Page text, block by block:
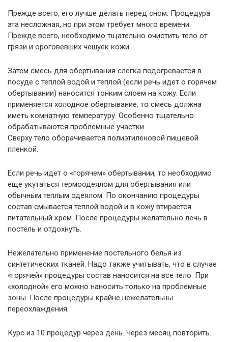
Прежде всего, его лучше делать перед сном. Процедура
эта несложная, но при этом требует много времени.
Прежде всего, необходимо тщательно очистить тело от
грязи и ороговевших чешуек кожи.
Затем смесь для обертывания слегка подогревается в
посуде с теплой водой и теплой (если речь идет о горячем
обертывании) наносится тонким слоем на кожу. Если
применяется холодное обертывание, то смесь должна
иметь комнатную температуру. Особенно тщательно
обрабатываются проблемные участки.
Сверху тело оборачивается полиэтиленовой пищевой
пленкой.
Если речь идет о «горячем» обертывании, то необходимо
еще укутаться термоодеялом для обертывания или
обычным теплым одеялом. По окончанию процедуры
состав смывается теплой водой и в кожу втирается
питательный крем. После процедуры желательно лечь в
постель и отдохнуть.
Нежелательно применение постельного белья из
синтетических тканей. Надо также учитывать, что в случае
«горячей» процедуры состав наносится на все тело. При
«холодной» его можно наносить только на проблемные
зоны. После процедуры крайне нежелательны
переохлаждения.
Курс из 10 процедур через день. Через месяц повторить.